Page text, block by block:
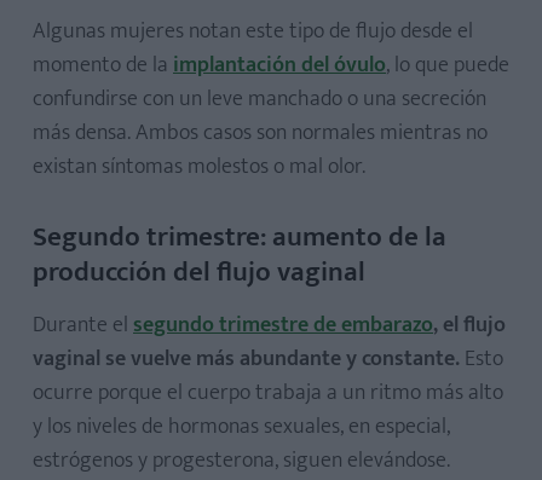
Algunas mujeres notan este tipo de flujo desde el
momento de la implantación del óvulo, lo que puede
confundirse con un leve manchado o una secreción
más densa. Ambos casos son normales mientras no
existan síntomas molestos o mal olor.
Segundo trimestre: aumento de la
producción del flujo vaginal
Durante elsegundo trimestre de embarazo, el flujo
vaginal se vuelve más abundante y constante. Esto
ocurre porque el cuerpo trabaja a un ritmo más alto
y los niveles de hormonas sexuales, en especial,
estrógenos y progesterona, siguen elevándose.